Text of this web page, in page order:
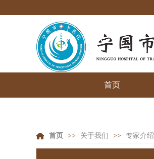
首页
首页 >> 关于我们 >> 专家介绍